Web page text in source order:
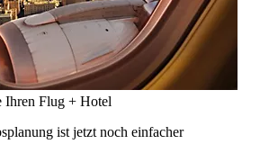
Ihren Flug + Hotel
ist jetzt noch einfacher